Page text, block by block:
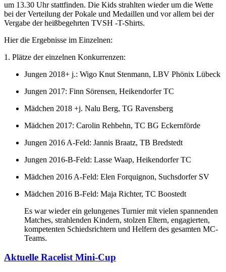
um 13.30 Uhr stattfinden. Die Kids strahlten wieder um die Wette
bei der Verteilung der Pokale und Medaillen und vor allem bei der
Vergabe der heißbegehrten TVSH -T-Shirts.
Hier die Ergebnisse im Einzelnen:
1. Plätze der einzelnen Konkurrenzen:
Jungen 2018+ j.: Wigo Knut Stenmann, LBV Phönix Lübeck
Jungen 2017: Finn Sörensen, Heikendorfer TC
Mädchen 2018 +j. Nalu Berg, TG Ravensberg
Mädchen 2017: Carolin Rehbehn, TC BG Eckernförde
Jungen 2016 A-Feld: Jannis Braatz, TB Bredstedt
Jungen 2016-B-Feld: Lasse Waap, Heikendorfer TC
Mädchen 2016 A-Feld: Elen Forquignon, Suchsdorfer SV
Mädchen 2016 B-Feld: Maja Richter, TC Boostedt
Es war wieder ein gelungenes Turnier mit vielen spannenden
Matches, strahlenden Kindern, stolzen Eltern, engagierten,
kompetenten Schiedsrichtern und Helfern des gesamten MC-
Teams.
Aktuelle Racelist Mini-Cup